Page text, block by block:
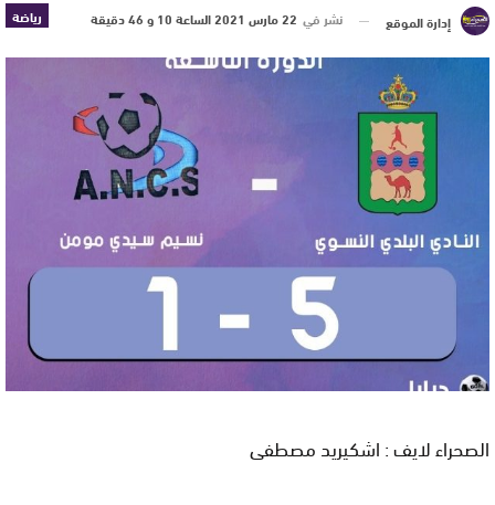
رياضة إدارة الموقع نشر في 22 مارس 2021 الساعة 10 و 46 دقيقة
الصحراء لايف : اشكيريد مصطفى